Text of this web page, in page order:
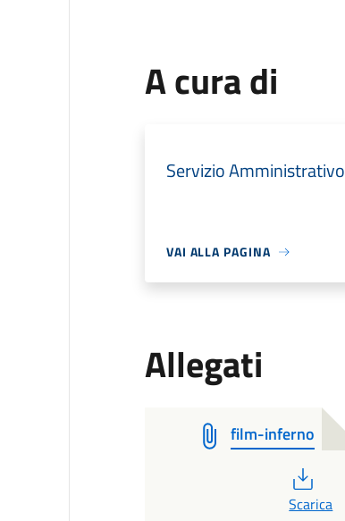
A cura di
Servizio Amministrativo
VAI ALLA PAGINA
Allegati
film-inferno
PDF
Scarica